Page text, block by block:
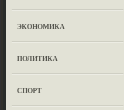
ЭКОНОМИКА
ПОЛИТИКА
СПОРТ